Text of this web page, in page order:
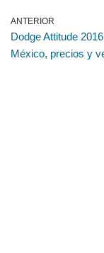
ANTERIOR
Dodge Attitude
México, precios y